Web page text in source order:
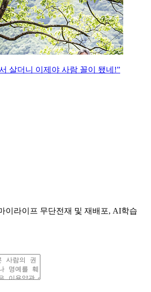
살더니 이제야 사람 꼴이 됐네!”
이라이프 무단전재 및 재배포, AI학습